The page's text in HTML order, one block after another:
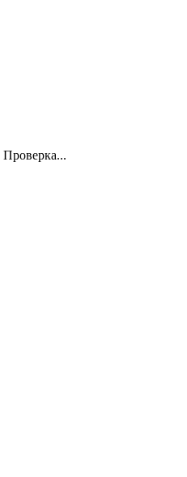
Проверка...